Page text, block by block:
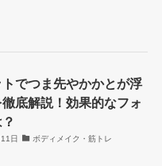
トでつま先やかかとが浮
徹底解説！効果的なフォ
日 ボディメイク・筋トレ